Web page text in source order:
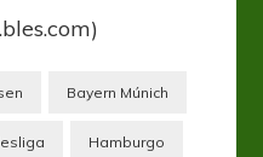
Bayern Múnich
Hamburgo